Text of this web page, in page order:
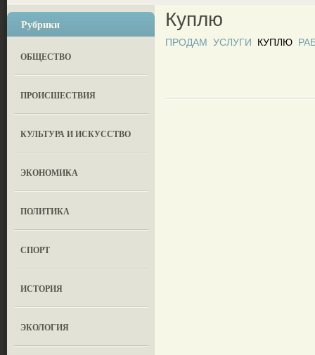
Рубрики
ОБЩЕСТВО
ПРОИСШЕСТВИЯ
КУЛЬТУРА И ИСКУССТВО
ЭКОНОМИКА
ПОЛИТИКА
СПОРТ
ИСТОРИЯ
ЭКОЛОГИЯ
Куплю
ПРОДАМ УСЛУГИ КУПЛЮ